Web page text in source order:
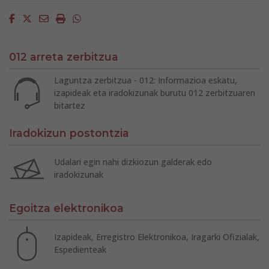
Facebook
Twitter
EmailImprimirWhatsapp
012 arreta zerbitzua
Laguntza zerbitzua - 012: Informazioa eskatu,
izapideak eta iradokizunak burutu 012 zerbitzuaren
bitartez
Iradokizun postontzia
Udalari egin nahi dizkiozun galderak edo
iradokizunak
Egoitza elektronikoa
Izapideak, Erregistro Elektronikoa, Iragarki Ofizialak,
Espedienteak